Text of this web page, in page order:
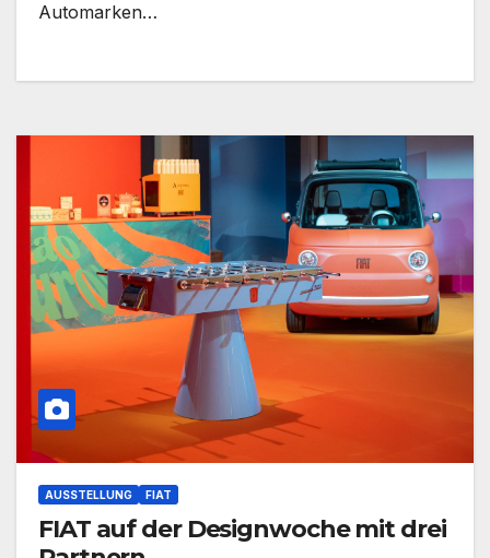
Automarken…
AUSSTELLUNG FIAT
FIAT auf der Designwoche mit drei